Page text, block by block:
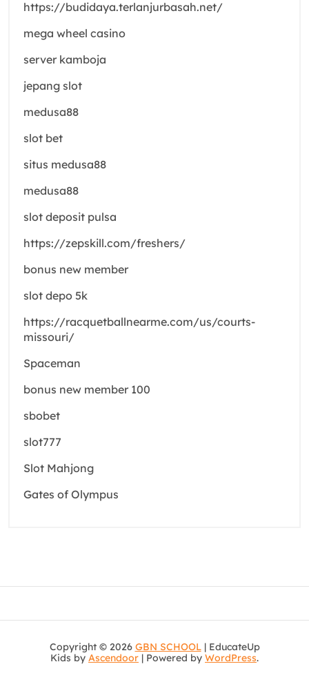
https://budidaya.terlanjurbasah.net/
mega wheel casino
server kamboja
jepang slot
medusa88
slot bet
situs medusa88
medusa88
slot deposit pulsa
https://zepskill.com/freshers/
bonus new member
slot depo 5k
https://racquetballnearme.com/us/courts-
missouri/
Spaceman
bonus new member 100
sbobet
slot777
Slot Mahjong
Gates of Olympus
Copyright © 2026 GBN SCHOOL| EducateUp
Kids by Ascendoor | Powered by WordPress.